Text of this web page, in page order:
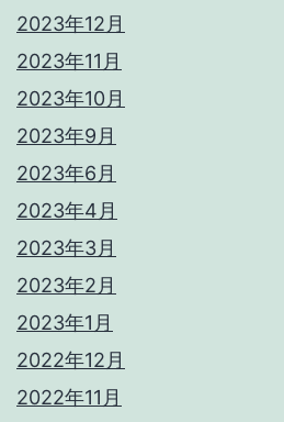
2023年12月
2023年11月
2023年10月
2023年9月
2023年6月
2023年4月
2023年3月
2023年2月
2023年1月
2022年12月
2022年11月